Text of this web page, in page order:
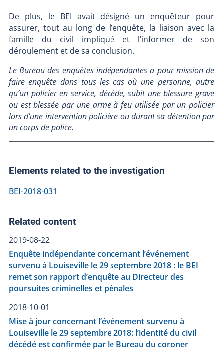
De plus, le BEI avait désigné un enquêteur pour
assurer, tout au long de l’enquête, la liaison avec la
famille du civil impliqué et l’informer de son
déroulement et de sa conclusion.
Le Bureau des enquêtes indépendantes a pour mission de
faire enquête dans tous les cas où une personne, autre
qu’un policier en service, décède, subit une blessure grave
ou est blessée par une arme à feu utilisée par un policier
lors d’une intervention policière ou durant sa détention par
un corps de police.
Elements related to the investigation
BEI-2018-031
Related content
2019-08-22
Enquête indépendante concernant l’événement
survenu à Louiseville le 29 septembre 2018 : le BEI
remet son rapport d’enquête au Directeur des
poursuites criminelles et pénales
2018-10-01
Mise à jour concernant l’événement survenu à
Louiseville le 29 septembre 2018: l’identité du civil
décédé est confirmée par le Bureau du coroner